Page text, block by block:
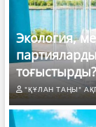
Экология,
тоғыстырды?
"ҚҰЛАН ТАҢЫ"